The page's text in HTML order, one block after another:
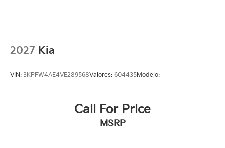
2027 Kia
VIN: 3KPFW4AE4VE289568Valores: 604435Modelo:
Call For Price
MSRP